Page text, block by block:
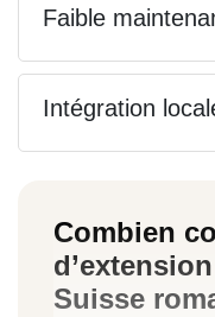
Faible
Intégration
Combien
Suisse